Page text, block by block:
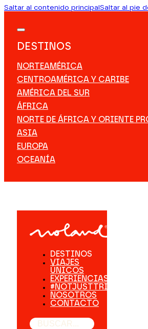
Saltar al contenido principal Saltar al pie
DESTINOS
NORTEAMÉRICA
CENTROAMÉRICA Y CARIBE
AMÉRICA DEL SUR
ÁFRICA
NORTE DE ÁFRICA Y ORIENTE
ASIA
EUROPA
OCEANÍA
DESTINOS
VIAJES
ÚNICOS
EXPERIENCIAS
#NOTJUSTTRIPS
NOSOTROS
CONTACTO
Buscar